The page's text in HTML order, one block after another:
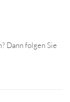
Dann folgen Sie